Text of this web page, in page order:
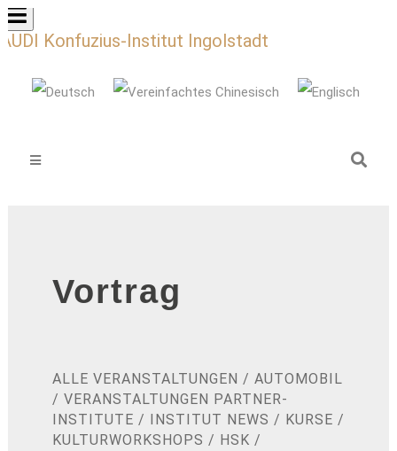
AUDI Konfuzius-Institut Ingolstadt
Vortrag
ALLE VERANSTALTUNGEN / AUTOMOBIL
/ VERANSTALTUNGEN PARTNER-
INSTITUTE / INSTITUT NEWS / KURSE /
KULTURWORKSHOPS / HSK /